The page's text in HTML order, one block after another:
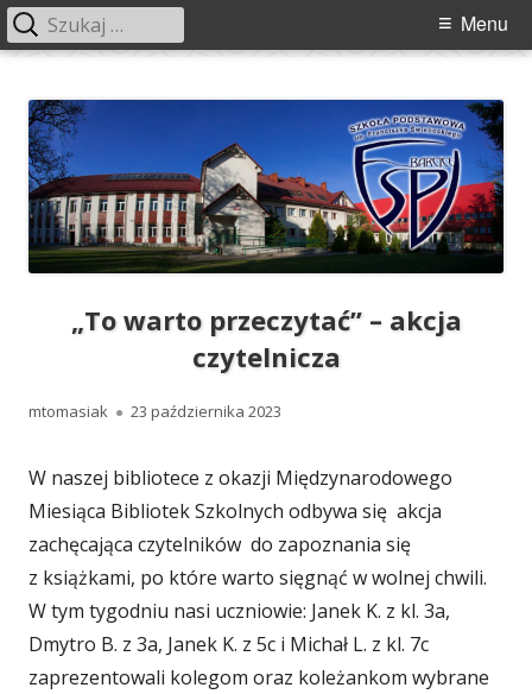
treści
Świebockiego w Barcicach
Menu
Menu
Szukaj:
„To warto przeczytać” – akcja
czytelnicza
Autor
mtomasiak Opublikowano
23 października 2023
W naszej bibliotece z okazji Międzynarodowego
Miesiąca Bibliotek Szkolnych odbywa się akcja
zachęcająca czytelników do zapoznania się
z książkami, po które warto sięgnąć w wolnej chwili.
W tym tygodniu nasi uczniowie: Janek K. z kl. 3a,
Dmytro B. z 3a, Janek K. z 5c i Michał L. z kl. 7c
zaprezentowali kolegom oraz koleżankom wybrane